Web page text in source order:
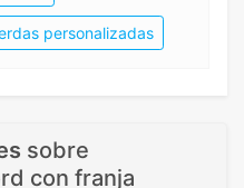
personalizadas
sobre
con franja